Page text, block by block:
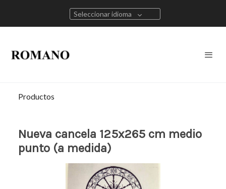
Seleccionar idioma
Productos
Nueva cancela 125x265 cm medio
punto (a medida)